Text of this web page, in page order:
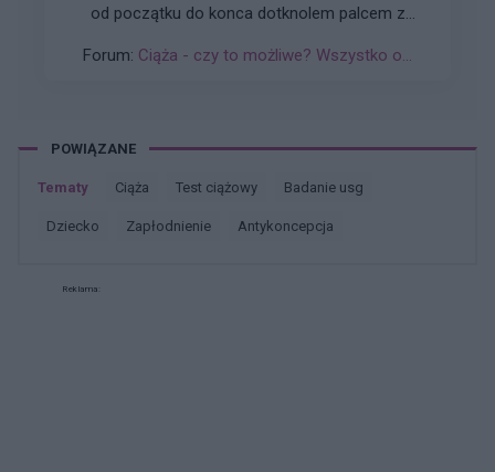
od początku do konca dotknolem palcem z
wysmarowała lubrykant na cała prezerwatywę i
Forum: Ciąża - czy to możliwe? Wszystko o...
POWIĄZANE
Tematy ciąża test ciążowy badanie usg
dziecko zapłodnienie antykoncepcja
Reklama: